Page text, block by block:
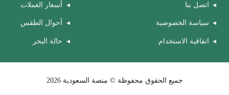
اتصل بنا
سياسة الخصوصية
اتفاقية الاستخدام
أسعار العملات
أحوال الطقس
حالة البحر
جميع الحقوق محفوظة © منصة السعودية 2026